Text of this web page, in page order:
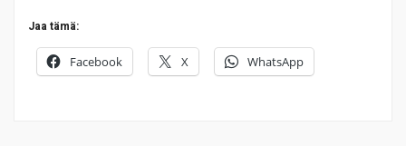
Jaa tämä:
Facebook X WhatsApp